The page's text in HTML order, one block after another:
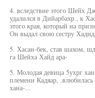
4. вследствие этого Шейх
удалился в Дийарбахр , к
этого края, который на
Он выдал свою сестру
5. Хасан-бек, став шахом,
га Шейха Хайд ара-
5. Молодая девица 5ухрг
племени Кадяар, .влюбилась
хана-...